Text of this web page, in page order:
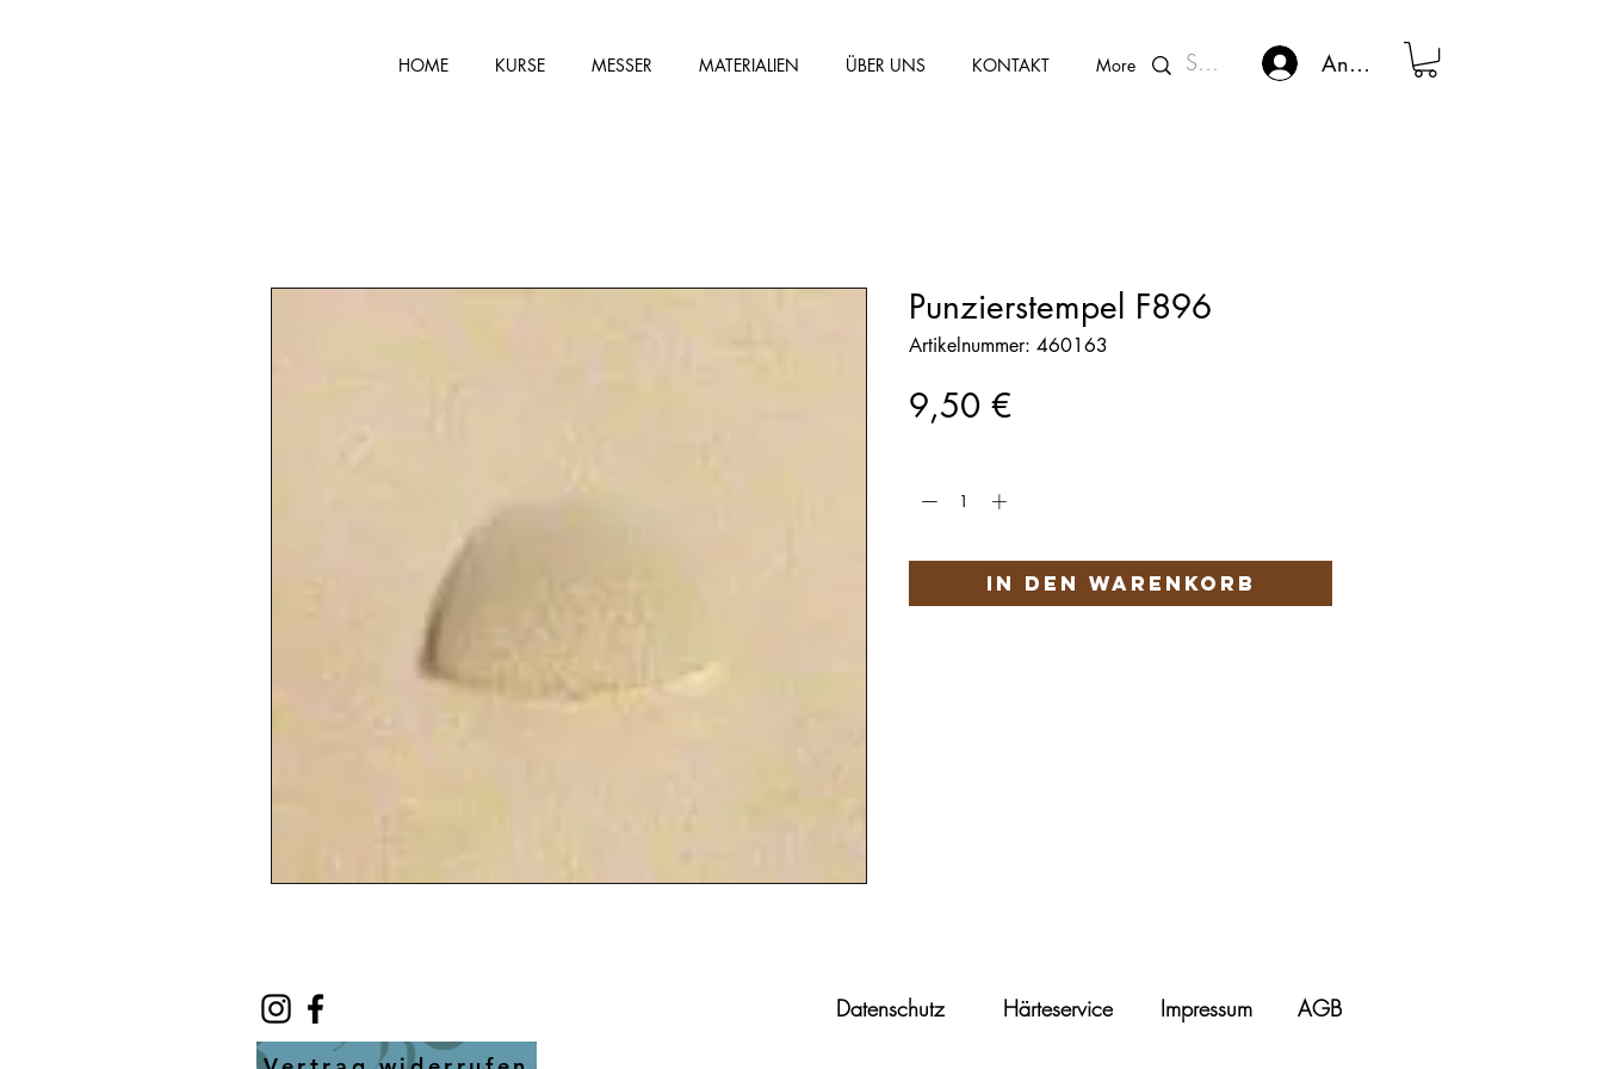
HOME KURSE MESSER MATERIALIEN ÜBER UNS KONTAKT More Kunden - Login
Anmelden
Punzierstempel F896
Artikelnummer: 460163
9,50 €Preis
In den Warenkorb
Datenschutz Härteservice Impressum AGB